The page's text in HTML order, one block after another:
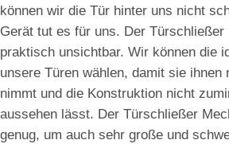
können wir die Tür hinter uns nicht
Gerät tut es für uns. Der
praktisch unsichtbar. Wir können die
unsere Türen wählen, damit sie ihnen
nimmt und die Konstruktion nicht
aussehen lässt. Der Türschließer
genug, um auch sehr große und